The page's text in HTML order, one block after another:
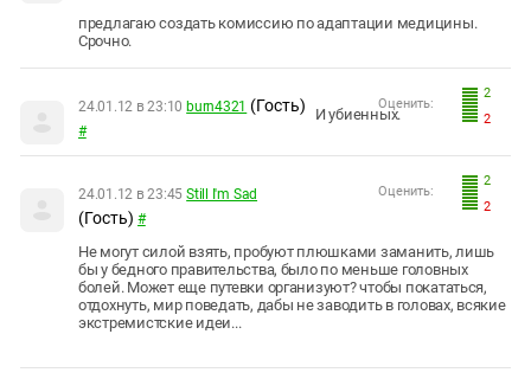
предлагаю создать комиссию по адаптации медицины.
Срочно.
2
2
Оценить:
24.01.12 в 23:10 burn4321 (Гость)
#
И убиенных.
2
2
Оценить:
24.01.12 в 23:45 Still I'm Sad
(Гость) #
Не могут силой взять, пробуют плюшками заманить, лишь
бы у бедного правительства, было по меньше головных
болей. Может еще путевки организуют? чтобы покататься,
отдохнуть, мир поведать, дабы не заводить в головах, всякие
экстремистские идеи...